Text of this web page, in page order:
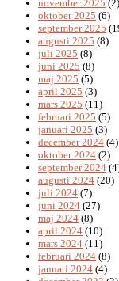
november 2025 (2)
oktober 2025 (6)
september 2025
augusti 2025 (8)
juli 2025 (8)
juni 2025 (8)
maj 2025 (5)
april 2025 (3)
mars 2025 (11)
februari 2025 (5)
januari 2025 (3)
december 2024 (4)
oktober 2024 (2)
september 2024
augusti 2024 (20)
juli 2024 (7)
juni 2024 (27)
maj 2024 (8)
april 2024 (10)
mars 2024 (11)
februari 2024 (8)
januari 2024 (4)